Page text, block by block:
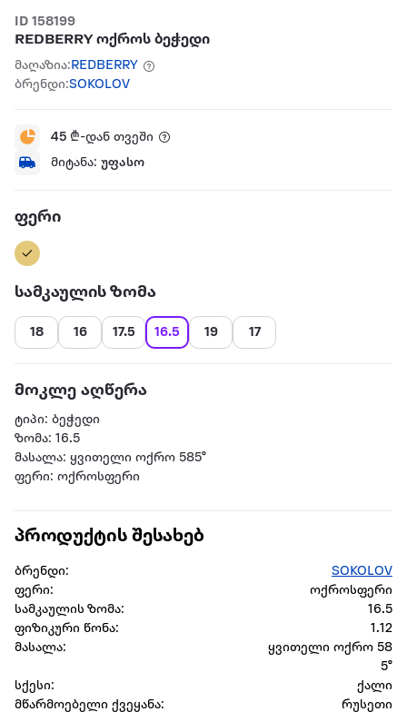
ID 158199
REDBERRY ოქროს ბეჭედი
მაღაზია:REDBERRY
ბრენდი:SOKOLOV
45 ₾-დან თვეში
მიტანა: უფასო
ფერი
სამკაულის ზომა
18 16 17.5 16.5 19 17
მოკლე აღწერა
ტიპი: ბეჭედი
ზომა: 16.5
მასალა: ყვითელი ოქრო 585°
ფერი: ოქროსფერი
პროდუქტის შესახებ
ბრენდი:
SOKOLOV
ფერი:
ოქროსფერი
სამკაულის ზომა:
16.5
ფიზიკური წონა:
1.12
მასალა:
ყვითელი ოქრო 58
5°
სქესი:
ქალი
მწარმოებელი ქვეყანა:
რუსეთი